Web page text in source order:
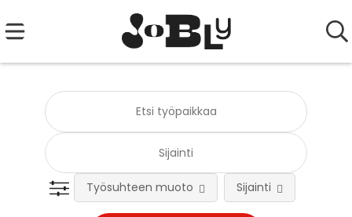
Työsuhteen muoto Sijainti